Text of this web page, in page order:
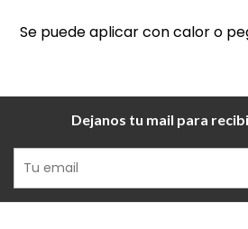
Se puede aplicar con calor o
Dejanos tu mail para